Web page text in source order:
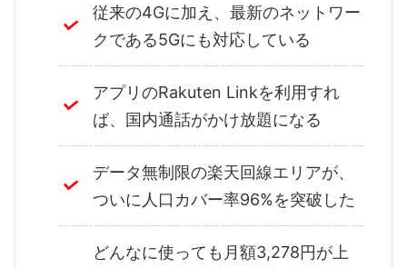
従来の4Gに加え、最新のネットワー
クである5Gにも対応している
アプリのRakuten Linkを利用すれ
ば、国内通話がかけ放題になる
データ無制限の楽天回線エリアが、
ついに人口カバー率96%を突破した
どんなに使っても月額3,278円が上